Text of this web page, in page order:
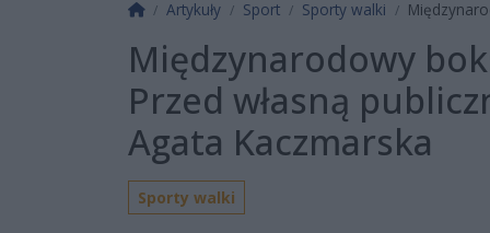
Strona główna
Artykuły Sport Sporty walki
Międzynarodowy
Przed własną
Agata Kaczmarska
Sporty walki